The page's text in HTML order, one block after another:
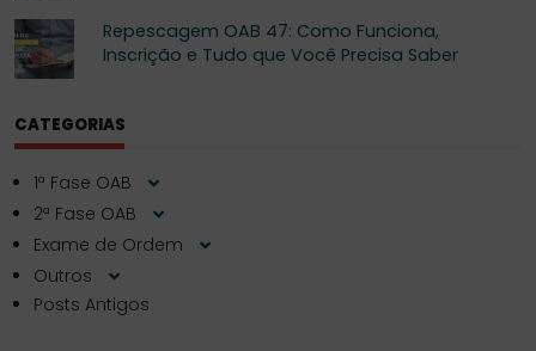
Repescagem OAB 47: Como Funciona,
Inscrição e Tudo que Você Precisa Saber
CATEGORIAS
1ª Fase OAB
2ª Fase OAB
Exame de Ordem
Outros
Posts Antigos